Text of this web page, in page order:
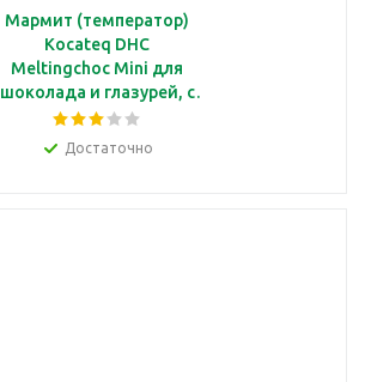
Мармит (температор)
Kocateq DHC
Meltingchoc Mini для
шоколада и глазурей, с
1 ванной GN1/3,
электронный
Достаточно